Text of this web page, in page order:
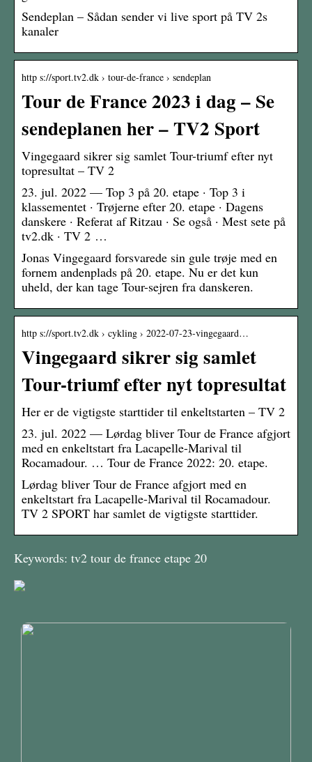
Sendeplan – Sådan sender vi live sport på TV 2s
kanaler
http s://sport.tv2.dk › tour-de-france › sendeplan
Tour de France 2023 i dag – Se
sendeplanen her – TV2 Sport
Vingegaard sikrer sig samlet Tour-triumf efter nyt
topresultat – TV 2
23. jul. 2022 — Top 3 på 20. etape · Top 3 i
klassementet · Trøjerne efter 20. etape · Dagens
danskere · Referat af Ritzau · Se også · Mest sete på
tv2.dk · TV 2 …
Jonas Vingegaard forsvarede sin gule trøje med en
fornem andenplads på 20. etape. Nu er det kun
uheld, der kan tage Tour-sejren fra danskeren.
http s://sport.tv2.dk › cykling › 2022-07-23-vingegaard…
Vingegaard sikrer sig samlet
Tour-triumf efter nyt topresultat
Her er de vigtigste starttider til enkeltstarten – TV 2
23. jul. 2022 — Lørdag bliver Tour de France afgjort
med en enkeltstart fra Lacapelle-Marival til
Rocamadour. … Tour de France 2022: 20. etape.
Lørdag bliver Tour de France afgjort med en
enkeltstart fra Lacapelle-Marival til Rocamadour.
TV 2 SPORT har samlet de vigtigste starttider.
Keywords: tv2 tour de france etape 20